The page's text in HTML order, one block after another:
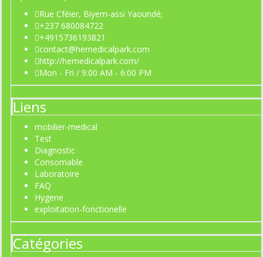
Rue Cféier, Biyem-assi Yaoundé;
+237 680084722
+4915736193821
contact@hemedicalpark.com
http://hemedicalpark.com/
Mon - Fri / 9:00 AM - 6:00 PM
Liens
mobilier-medical
Test
Diagnostic
Consomable
Laboratoire
FAQ
Hygene
exploitation-fonctionelle
Catégories